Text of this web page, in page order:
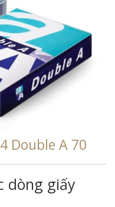
Double A 70
dòng giấy